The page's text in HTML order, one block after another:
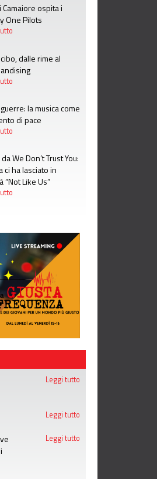
Camaiore ospita i
One Pilots
dalle rime al
la musica come
di pace
We Don’t Trust You:
ci ha lasciato in
“Not Like Us”
Leggi tutto
Leggi tutto
Leggi tutto